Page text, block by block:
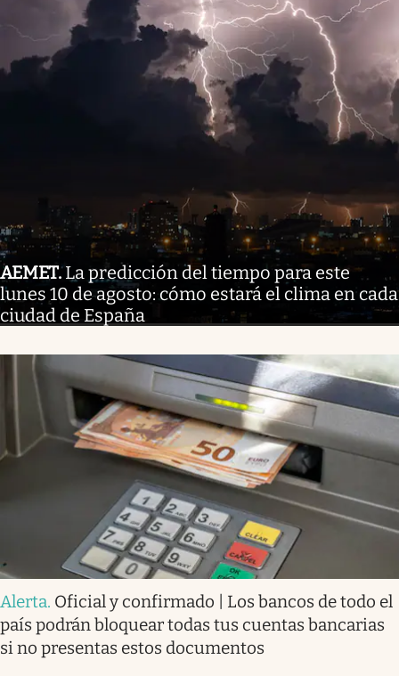
AEMET.La predicción del tiempo para este
lunes 10 de agosto: cómo estará el clima en cada
ciudad de España
Alerta. Oficial y confirmado | Los bancos de todo el
país podrán bloquear todas tus cuentas bancarias
si no presentas estos documentos